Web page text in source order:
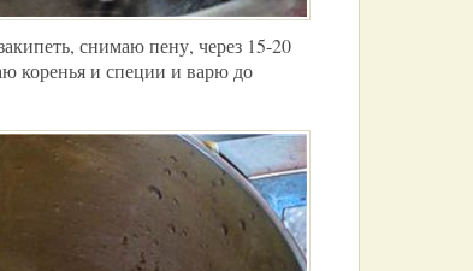
снимаю пену, через 15-20
коренья и специи и варю до